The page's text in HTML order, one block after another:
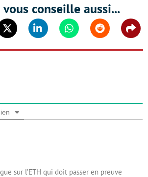
conseille aussi...
Twitter Linkedin WhatsappReddit
sur l’ETH qui doit passer en preuve